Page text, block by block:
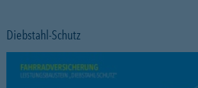
Diebstahl-Schutz